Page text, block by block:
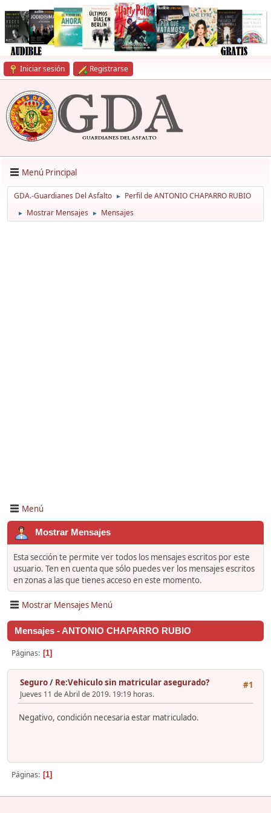
Iniciar sesión Registrarse
Menú Principal
GDA.-Guardianes Del Asfalto ► Perfil de ANTONIO CHAPARRO RUBIO
► Mostrar Mensajes ► Mensajes
Menú
Mostrar Mensajes
Esta sección te permite ver todos los mensajes escritos por este
usuario. Ten en cuenta que sólo puedes ver los mensajes escritos
en zonas a las que tienes acceso en este momento.
Mostrar Mensajes Menú
Mensajes - ANTONIO CHAPARRO RUBIO
Páginas 1
#1
Seguro/ Re:Vehiculo sin matricular asegurado?
Jueves 11 de Abril de 2019. 19:19 horas.
Negativo, condición necesaria estar matriculado.
Páginas 1